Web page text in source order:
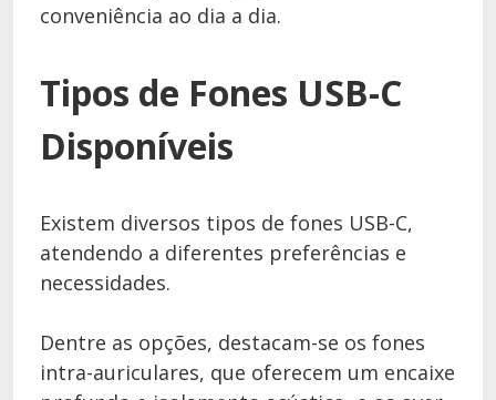
conveniência ao dia a dia.
Tipos de Fones USB-C
Disponíveis
Existem diversos tipos de fones USB-C,
atendendo a diferentes preferências e
necessidades.
Dentre as opções, destacam-se os fones
intra-auriculares, que oferecem um encaixe